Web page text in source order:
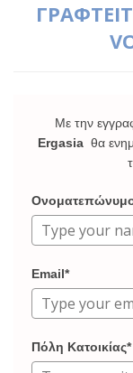
Με την
Ergasia θα
Email*
Πόλη Κατοικίας*